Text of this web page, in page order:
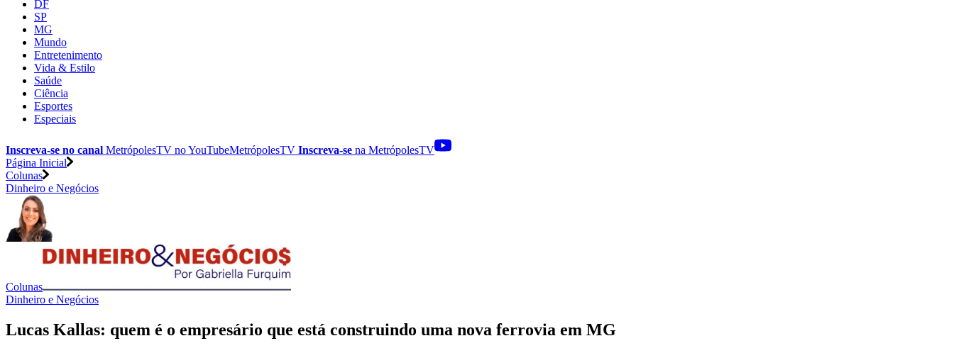
DF
SP
MG
Mundo
Entretenimento
Vida & Estilo
Saúde
Ciência
Esportes
Especiais
Inscreva-se no canal MetrópolesTV noYouTubeMetrópolesTV Inscreva-se na MetrópolesTV
Página Inicial
Colunas
Dinheiro e Negócios
Colunas
Dinheiro e Negócios
Lucas Kallas: quem é o empresário que está construindo uma nova ferrovia em MG